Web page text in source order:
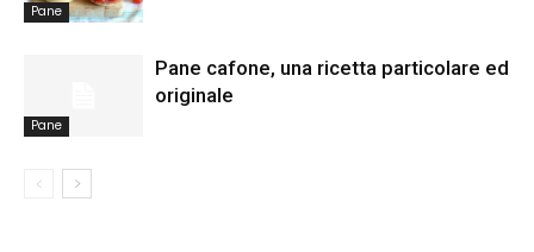
Pane
Pane
Pane cafone, una ricetta particolare ed
originale